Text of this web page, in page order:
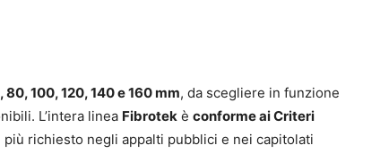
100, 120, 140 e 160 mm, da scegliere in funzione
L’intera linea Fibrotek è conforme ai Criteri
richiesto negli appalti pubblici e nei capitolati